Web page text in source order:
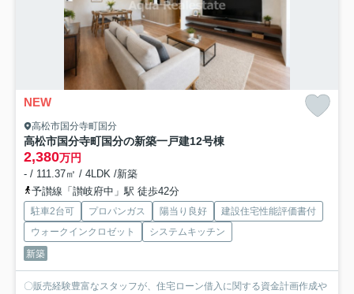
NEW
高松市国分寺町国分
高松市国分寺町国分の新築一戸建12号棟
2,380万円
- / 111.37㎡ / 4LDK /新築
予讃線「讃岐府中」駅 徒歩42分
駐車2台可 プロパンガス 陽当り良好
建設住宅性能評価書付
ウォークインクロゼット
システムキッチン
新築
〇販売経験豊富なスタッフが、住宅ローン借入に関する資金計画作成や